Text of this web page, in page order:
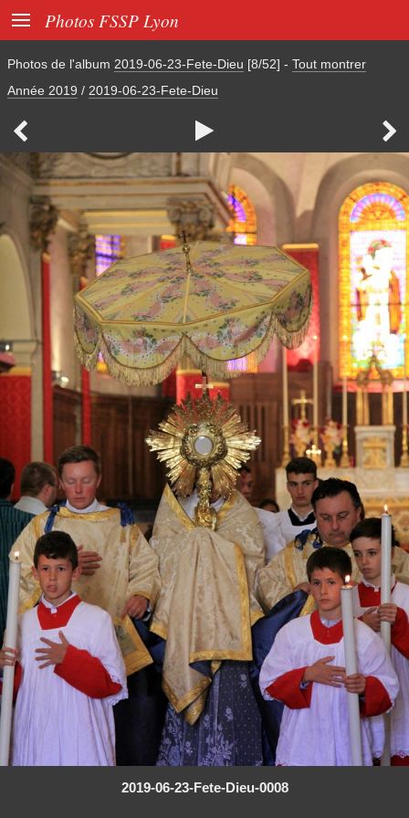
 Photos FSSP Lyon
Photos de l'album 2019-06-23-Fete-Dieu [8/52] - Tout montrer
Année 2019 / 2019-06-23-Fete-Dieu
  
2019-06-23-Fete-Dieu-0008